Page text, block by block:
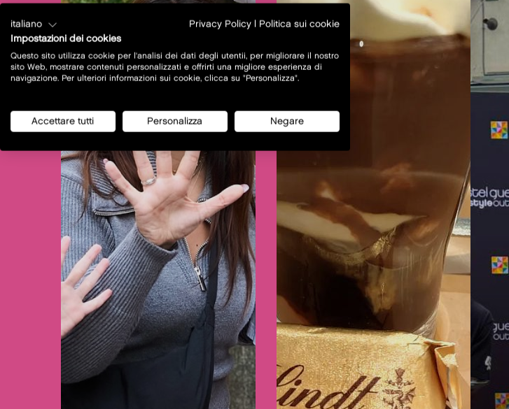
italiano Privacy Policy
Politica sui cookie
Impostazioni dei cookies
Questo sito utilizza cookie per l'analisi dei dati degli utentii, per migliorare il nostro
sito Web, mostrare contenuti personalizzati e offrirti una migliore esperienza di
navigazione. Per ulteriori informazioni sui cookie, clicca su "Personalizza".
Accettare tutti Personalizza Negare